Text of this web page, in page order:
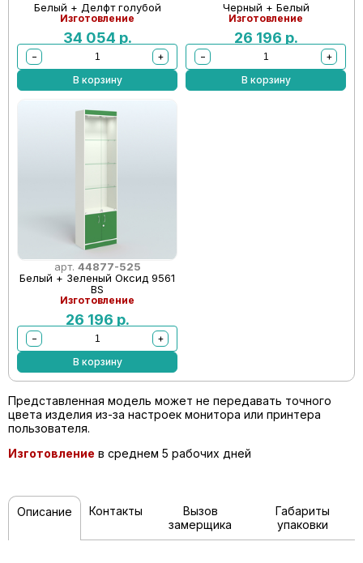
Белый + Делфт голубой
Изготовление
34 054 р.
−
+
В корзину
Черный + Белый
Изготовление
26 196 р.
−
+
В корзину
арт. 44877-525
Белый + Зеленый Оксид 9561
BS
Изготовление
26 196 р.
−
+
В корзину
Представленная модель может не передавать точного
цвета изделия из-за настроек монитора или принтера
пользователя.
Изготовление в среднем 5 рабочих дней
Описание Контакты
Вызов
замерщика
Габариты
упаковки